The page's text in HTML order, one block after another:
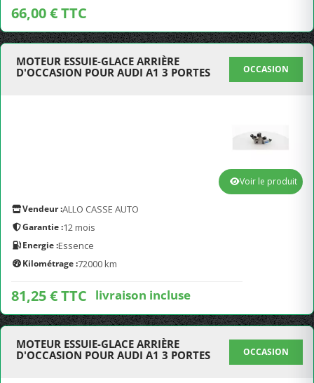
66,00 € TTC
MOTEUR ESSUIE-GLACE ARRIÈRE
D'OCCASION POUR AUDI A1 3 PORTES
OCCASION
Vendeur :ALLO CASSE AUTO
Garantie :12 mois
Energie :Essence
Kilométrage :72000 km
81,25 € TTC livraison incluse
Voir le produit
MOTEUR ESSUIE-GLACE ARRIÈRE
D'OCCASION POUR AUDI A1 3 PORTES
OCCASION